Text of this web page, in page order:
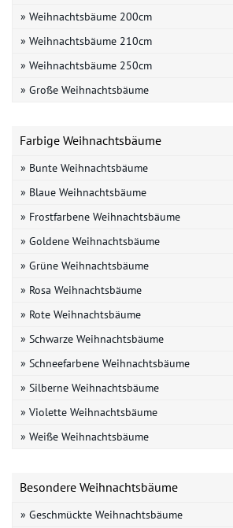
» Weihnachtsbäume 200cm
» Weihnachtsbäume 210cm
» Weihnachtsbäume 250cm
» Große Weihnachtsbäume
Farbige Weihnachtsbäume
» Bunte Weihnachtsbäume
» Blaue Weihnachtsbäume
» Frostfarbene Weihnachtsbäume
» Goldene Weihnachtsbäume
» Grüne Weihnachtsbäume
» Rosa Weihnachtsbäume
» Rote Weihnachtsbäume
» Schwarze Weihnachtsbäume
» Schneefarbene Weihnachtsbäume
» Silberne Weihnachtsbäume
» Violette Weihnachtsbäume
» Weiße Weihnachtsbäume
Besondere Weihnachtsbäume
» Geschmückte Weihnachtsbäume